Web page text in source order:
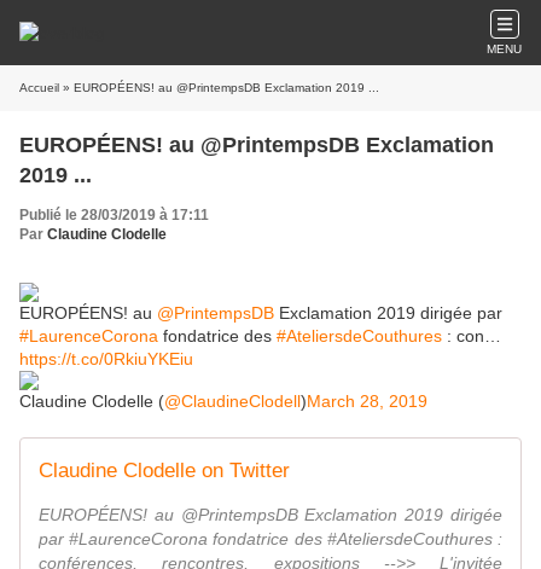
MENU
Accueil » EUROPÉENS! au @PrintempsDB Exclamation 2019 ...
EUROPÉENS! au @PrintempsDB Exclamation
2019 ...
Publié le 28/03/2019 à 17:11
Par Claudine Clodelle
EUROPÉENS! au @PrintempsDB Exclamation 2019 dirigée par
#LaurenceCorona fondatrice des #AteliersdeCouthures : con…
https://t.co/0RkiuYKEiu
Claudine Clodelle (@ClaudineClodell)March 28, 2019
Claudine Clodelle on Twitter
EUROPÉENS! au @PrintempsDB Exclamation 2019 dirigée
par #LaurenceCorona fondatrice des #AteliersdeCouthures :
conférences, rencontres, expositions -->> L'invitée